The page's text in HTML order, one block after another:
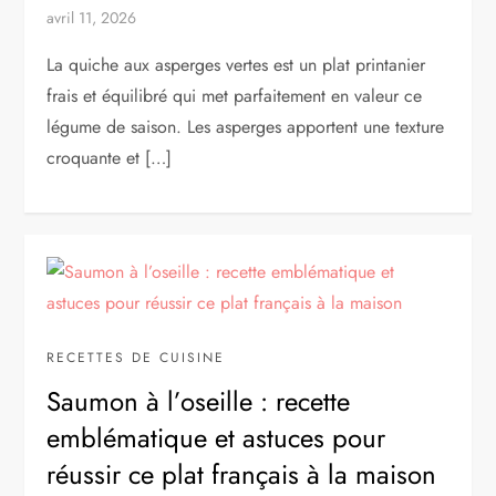
avril 11, 2026
La quiche aux asperges vertes est un plat printanier
frais et équilibré qui met parfaitement en valeur ce
légume de saison. Les asperges apportent une texture
croquante et […]
RECETTES DE CUISINE
Saumon à l’oseille : recette
emblématique et astuces pour
réussir ce plat français à la maison